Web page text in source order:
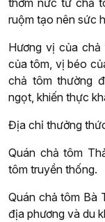
thơm nức từ chả
ruộm tạo nên sức
Hương vị của
của tôm, vị béo
chả tôm thường
ngọt, khiến thực
Địa chỉ thưởng
Quán chả tôm
tôm truyền thống.
Quán chả tôm Bà
địa phương và du